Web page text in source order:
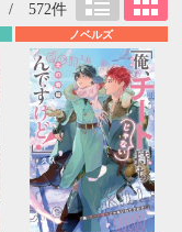
/ 572件
ノベルズ